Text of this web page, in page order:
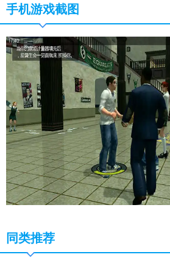
手机游戏截图
同类推荐